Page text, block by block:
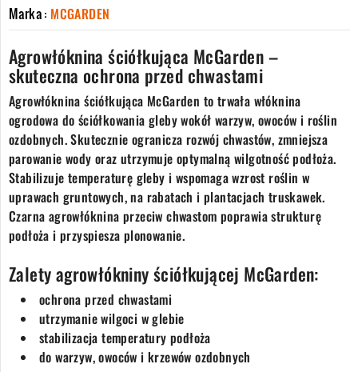
Marka : MCGARDEN
Agrowłóknina ściółkująca McGarden –
skuteczna ochrona przed chwastami
Agrowłóknina ściółkująca McGarden to trwała włóknina
ogrodowa do ściółkowania gleby wokół warzyw, owoców i roślin
ozdobnych. Skutecznie ogranicza rozwój chwastów, zmniejsza
parowanie wody oraz utrzymuje optymalną wilgotność podłoża.
Stabilizuje temperaturę gleby i wspomaga wzrost roślin w
uprawach gruntowych, na rabatach i plantacjach truskawek.
Czarna agrowłóknina przeciw chwastom poprawia strukturę
podłoża i przyspiesza plonowanie.
Zalety agrowłókniny ściółkującej McGarden:
ochrona przed chwastami
utrzymanie wilgoci w glebie
stabilizacja temperatury podłoża
do warzyw, owoców i krzewów ozdobnych